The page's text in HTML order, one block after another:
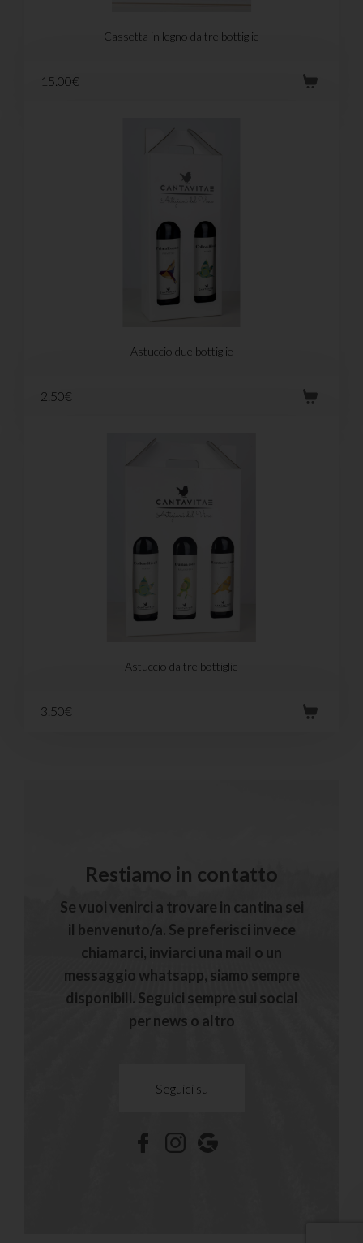
Cassetta in legno da tre bottiglie
15.00€
Astuccio due bottiglie
2.50€
Astuccio da tre bottiglie
3.50€
Restiamo in contatto
Se vuoi venirci a trovare in cantina sei
il benvenuto/a. Se preferisci invece
chiamarci, inviarci una mail o un
messaggio whatsapp, siamo sempre
disponibili. Seguici sempre sui social
per news o altro
Seguici su